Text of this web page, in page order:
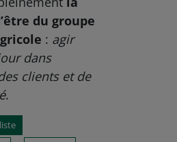
du groupe
: agir
dans
clients et de
.